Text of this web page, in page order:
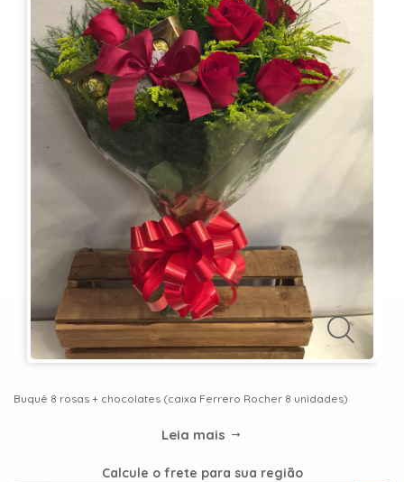
MIMOS
OCASIÕES
PRESENTES
DE
Buquê 8 rosas + chocolates (caixa Ferrero Rocher 8 unidades)
Leia mais
Calcule o frete para sua região